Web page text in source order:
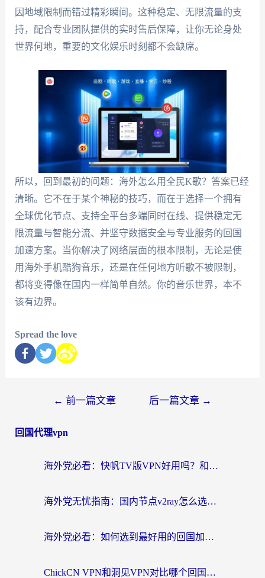
因地域限制而错过精彩瞬间。这种稳定、无限流量的支
持，配合专业团队提供的实时售后保障，让你无论身处
世界何地，重要的文化娱乐时刻都不会缺席。
所以，回到最初的问题：海外怎么用全民K歌？答案已经
清晰。它不在于某个神秘的技巧，而在于选择一个拥有
全球优化节点、支持全平台多端同时在线、提供稳定无
限流量与智能分流、并坚守数据安全与专业服务的回国
加速方案。当你解决了网络层面的根本限制，无论是使
用海外手机酷狗音乐，还是在任何地方听歌不被限制，
都将变得像在国内一样简单自然。你的音乐世界，本不
该有边界。
Spread the love
← 前一篇文章 后一篇文章 →
回国代理vpn
海外党必看：快帆TV版VPN好用吗？和快游VPN对比哪个回国效果更好？附实用避坑指南
海外党无忧指南：国内节点v2ray怎么选？一键回国VPN+多场景实测帮你避坑
海外党必看：如何选到最好用的回国加速器？从节点到售后的全维度指南
ChickCN VPN和洞见VPN对比哪个回国效果更好？海外党亲测3款加速器+避坑指南